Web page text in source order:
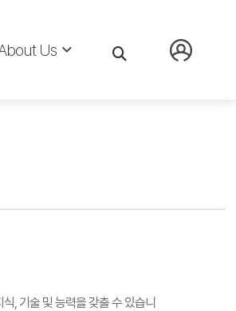
Us
, 기술 및 능력을 갖출 수 있습니